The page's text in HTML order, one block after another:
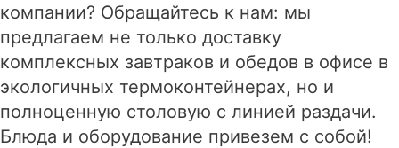
компании? Обращайтесь к нам: мы
предлагаем не только доставку
комплексных завтраков и обедов в офисе в
экологичных термоконтейнерах, но и
полноценную столовую с линией раздачи.
Блюда и оборудование привезем с собой!